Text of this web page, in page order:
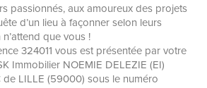
passionnés, aux amoureux des projets
d’un lieu à façonner selon leurs
que vous !
324011 vous est présentée par votre
Immobilier NOEMIE DELEZIE (EI)
de LILLE (59000) sous le numéro